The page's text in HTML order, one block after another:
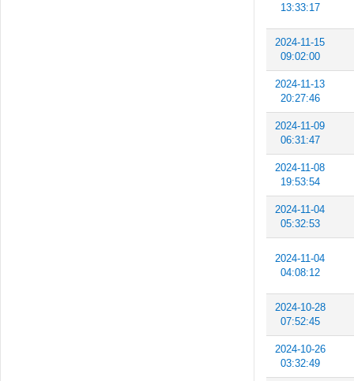
13:33:17
2024-11-15
09:02:00
2024-11-13
20:27:46
2024-11-09
06:31:47
2024-11-08
19:53:54
2024-11-04
05:32:53
2024-11-04
04:08:12
2024-10-28
07:52:45
2024-10-26
03:32:49